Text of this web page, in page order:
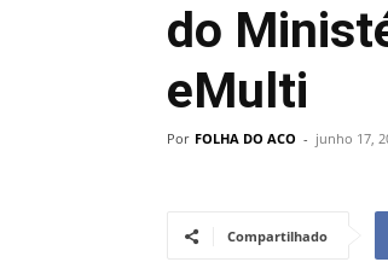
do
eMulti
Por FOLHA DO ACO - junho 17,
Compartilhado